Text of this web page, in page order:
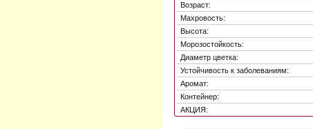
Возраст:
Махровость:
Высота:
Морозостойкость:
Диаметр цветка:
Устойчивость к заболеваниям:
Аромат:
Контейнер:
АКЦИЯ: